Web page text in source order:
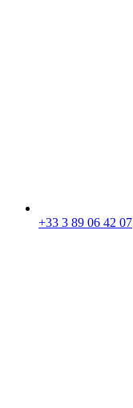
+33 3 89 06 42 07